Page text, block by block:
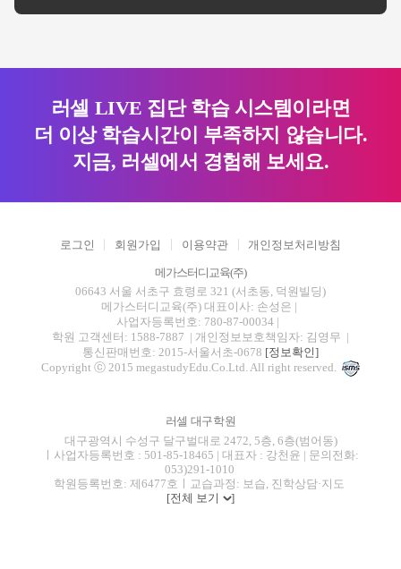
러셀 LIVE 집단 학습 시스템이라면
더 이상 학습시간이 부족하지 않습니다.
지금, 러셀에서 경험해 보세요.
로그인 회원가입 이용약관 개인정보처리방침
메가스터디교육(주)
06643 서울 서초구 효령로 321 (서초동, 덕원빌딩)
메가스터디교육(주) 대표이사: 손성은 |
사업자등록번호: 780-87-00034 |
학원 고객센터: 1588-7887 | 개인정보보호책임자: 김영무 |
통신판매번호: 2015-서울서초-0678 [정보확인]
Copyright ⓒ 2015 megastudyEdu.Co.Ltd. All right reserved.
러셀 대구학원
대구광역시 수성구 달구벌대로 2472, 5층, 6층(범어동)
ㅣ사업자등록번호 : 501-85-18465 | 대표자 : 강천윤 | 문의전화:
053)291-1010
학원등록번호: 제6477호ㅣ교습과정: 보습, 진학상담·지도
[전체 보기
]